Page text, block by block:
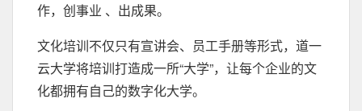
作，创事业 、出成果。
文化培训不仅只有宣讲会、员工手册等形式，道一
云大学将培训打造成一所“大学”，让每个企业的文
化都拥有自己的数字化大学。